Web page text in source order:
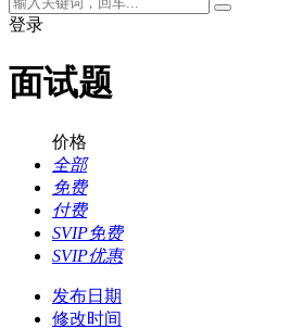
登录
面试题
价格
全部
免费
付费
SVIP免费
SVIP优惠
发布日期
修改时间